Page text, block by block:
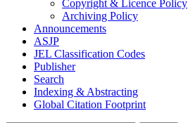
Copyright & Licence Policy
Archiving Policy
Announcements
ASJP
JEL Classification Codes
Publisher
Search
Indexing & Abstracting
Global Citation Footprint